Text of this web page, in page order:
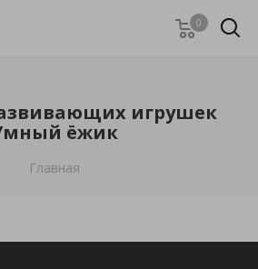
0
игрушек
ёжик
Главная